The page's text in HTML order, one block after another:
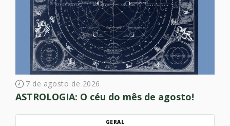
7 de agosto de 2026
ASTROLOGIA: O céu do mês de agosto!
GERAL